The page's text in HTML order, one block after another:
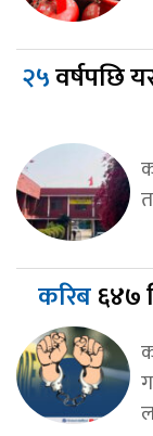
२५वर्षपछि
करिब६४७